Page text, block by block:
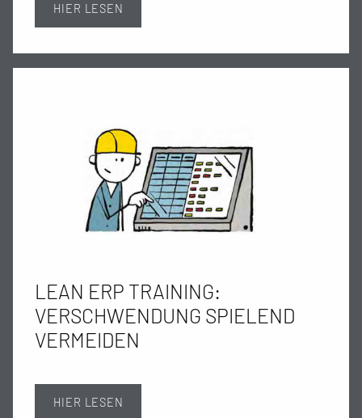
HIER LESEN
LEAN ERP TRAINING:
VERSCHWENDUNG SPIELEND
VERMEIDEN
HIER LESEN